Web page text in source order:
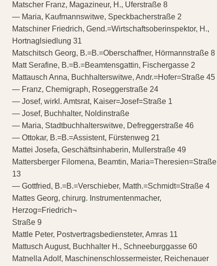
Matscher Franz, Magazineur, H., Uferstraße 8
— Maria, Kaufmannswitwe, Speckbacherstraße 2
Matschiner Friedrich, Gend.=Wirtschaftsoberinspektor, H.,
Hortnaglsiedlung 31
Matschitsch Georg, B.=B.=Oberschaffner, Hörmannstraße 8
Matt Serafine, B.=B.=Beamtensgattin, Fischergasse 2
Mattausch Anna, Buchhalterswitwe, Andr.=Hofer=Straße 45
— Franz, Chemigraph, Roseggerstraße 24
— Josef, wirkl. Amtsrat, Kaiser=Josef=Straße 1
— Josef, Buchhalter, Noldinstraße
— Maria, Stadtbuchhalterswitwe, Defreggerstraße 46
— Ottokar, B.=B.=Assistent, Fürstenweg 21
Mattei Josefa, Geschäftsinhaberin, Mullerstraße 49
Mattersberger Filomena, Beamtin, Maria=Theresien=Straße
13
— Gottfried, B.=B.=Verschieber, Matth.=Schmidt=Straße 4
Mattes Georg, chirurg. Instrumentenmacher,
Herzog=Friedrich¬
Straße 9
Mattle Peter, Postvertragsbediensteter, Amras 11
Mattusch August, Buchhalter H., Schneeburggasse 60
Matnella Adolf, Maschinenschlossermeister, Reichenauer